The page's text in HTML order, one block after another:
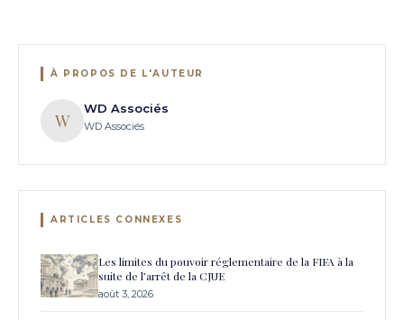
À PROPOS DE L'AUTEUR
W
WD Associés
WD Associés
ARTICLES CONNEXES
Les limites du pouvoir réglementaire de la FIFA à la
suite de l’arrêt de la CJUE
août 3, 2026